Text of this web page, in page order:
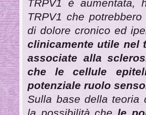
TRPV1 è aumentata,
TRPV1 che
di dolore cronico ed
clinicamente utile nel
associate alla
che le cellule
potenziale ruolo
Sulla base della teoria